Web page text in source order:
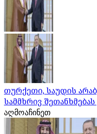
თურქეთი, საუდის
სამმხრივ
აღმოაჩინეთ